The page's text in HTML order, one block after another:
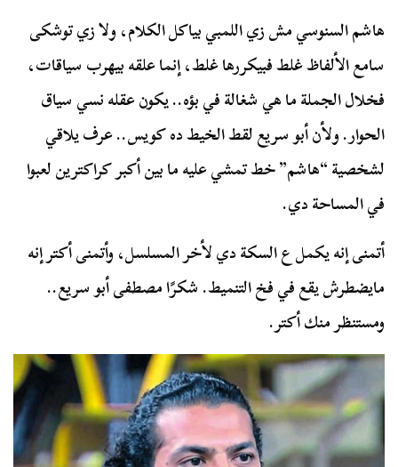
هاشم السنوسي مش زي اللمبي بياكل الكلام، ولا زي توشكى
سامع الألفاظ غلط فبيكررها غلط، إنما علقه بيهرب سياقات،
فخلال الجملة ما هي شغالة في بؤه.. يكون عقله نسي سياق
الحوار. ولأن أبو سريع لقط الخيط ده كويس.. عرف يلاقي
لشخصية “هاشم” خط تمشي عليه ما بين أكبر كراكترين لعبوا
في المساحة دي.
أتمنى إنه يكمل ع السكة دي لأخر المسلسل، وأتمنى أكتر إنه
مايضطرش يقع في فخ التنميط. شكرًا مصطفى أبو سريع..
ومستنظر منك أكتر.